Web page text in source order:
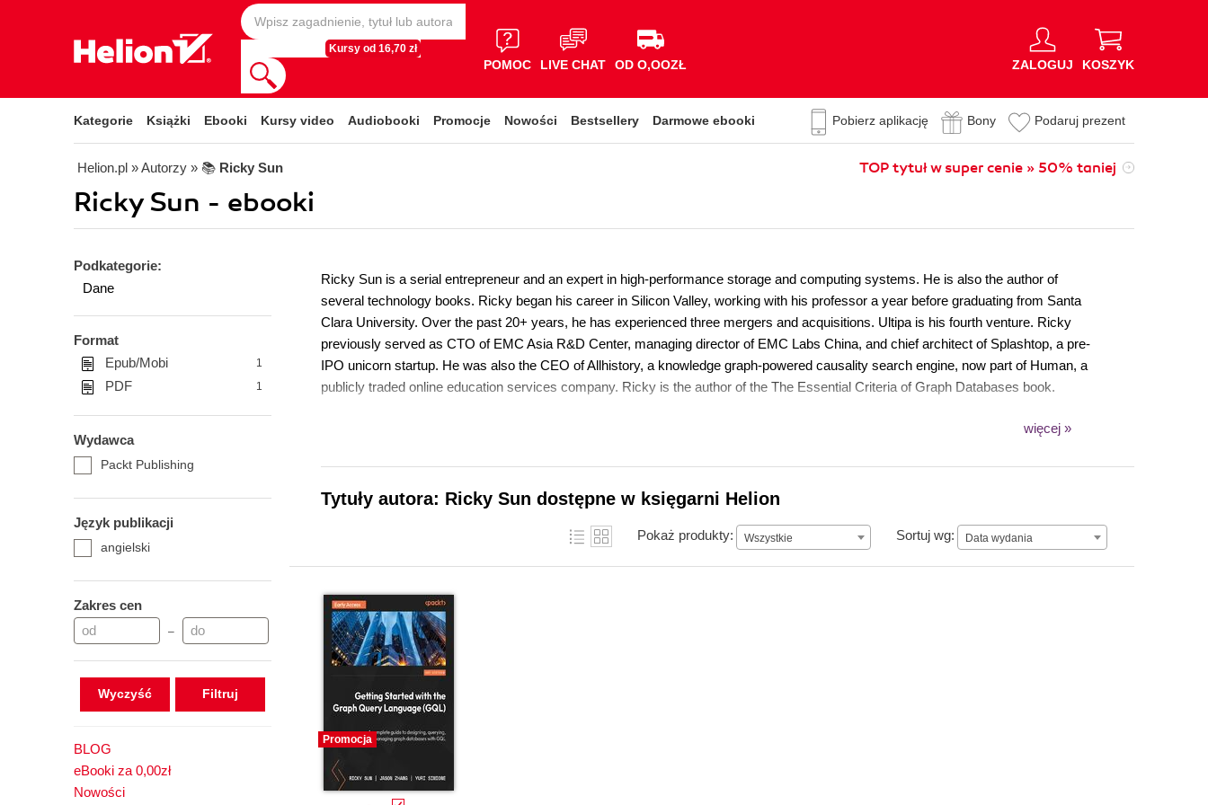
Kursy od 16,70 zł
POMOC LIVE CHAT OD O,OOZŁ ZALOGUJ KOSZYK
Kategorie Książki Ebooki Kursy video Audiobooki Promocje Nowości Bestsellery Darmowe ebooki Pobierz aplikację Bony Podaruj prezent
Helion.pl » Autorzy » 📚 Ricky Sun TOP tytuł w super cenie » 50% taniej
Ricky Sun - ebooki
Podkategorie:
Dane
Format
Epub/Mobi
1
PDF 1
Wydawca
Packt Publishing
Język publikacji
angielski
Zakres cen
–
Wyczyść
BLOG
eBooki za 0,00zł
Nowości
Ricky Sun is a serial entrepreneur and an expert in high-performance storage and computing systems. He is also the author of
several technology books. Ricky began his career in Silicon Valley, working with his professor a year before graduating from Santa
Clara University. Over the past 20+ years, he has experienced three mergers and acquisitions. Ultipa is his fourth venture. Ricky
previously served as CTO of EMC Asia R&D Center, managing director of EMC Labs China, and chief architect of Splashtop, a pre-
IPO unicorn startup. He was also the CEO of Allhistory, a knowledge graph-powered causality search engine, now part of Human, a
publicly traded online education services company. Ricky is the author of the The Essential Criteria of Graph Databases book.
więcej »
Tytuły autora: Ricky Sun dostępne w księgarni Helion
Pokaż produkty: Wszystkie Sortuj wg: Data wydania
Data wydania
Promocja